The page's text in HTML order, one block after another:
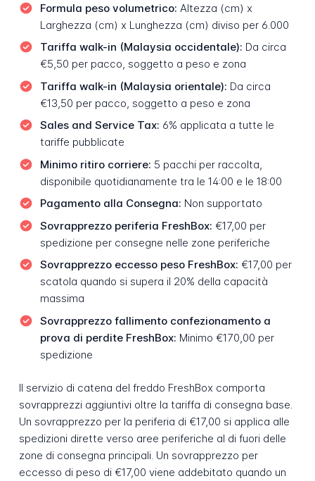
Formula peso volumetrico: Altezza (cm) x
Larghezza (cm) x Lunghezza (cm) diviso per 6.000
Tariffa walk-in (Malaysia occidentale): Da circa
€5,50 per pacco, soggetto a peso e zona
Tariffa walk-in (Malaysia orientale): Da circa
€13,50 per pacco, soggetto a peso e zona
Sales and Service Tax: 6% applicata a tutte le
tariffe pubblicate
Minimo ritiro corriere: 5 pacchi per raccolta,
disponibile quotidianamente tra le 14:00 e le 18:00
Pagamento alla Consegna: Non supportato
Sovrapprezzo periferia FreshBox: €17,00 per
spedizione per consegne nelle zone periferiche
Sovrapprezzo eccesso peso FreshBox: €17,00 per
scatola quando si supera il 20% della capacità
massima
Sovrapprezzo fallimento confezionamento a
prova di perdite FreshBox: Minimo €170,00 per
spedizione
Il servizio di catena del freddo FreshBox comporta
sovrapprezzi aggiuntivi oltre la tariffa di consegna base.
Un sovrapprezzo per la periferia di €17,00 si applica alle
spedizioni dirette verso aree periferiche al di fuori delle
zone di consegna principali. Un sovrapprezzo per
eccesso di peso di €17,00 viene addebitato quando un